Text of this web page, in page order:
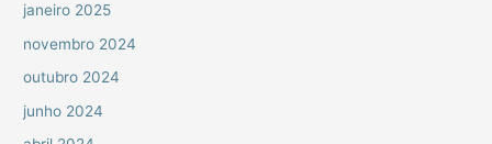
janeiro 2025
novembro 2024
outubro 2024
junho 2024